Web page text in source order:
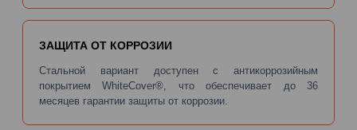
ЗАЩИТА ОТ КОРРОЗИИ
Стальной вариант доступен с антикоррозийным
покрытием WhiteCover®, что обеспечивает до 36
месяцев гарантии защиты от коррозии.